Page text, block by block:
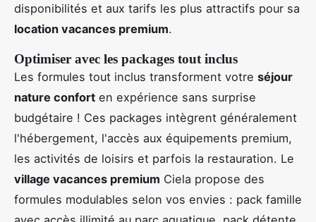
disponibilités et aux tarifs les plus attractifs pour sa
location vacances premium.
Optimiser avec les packages tout inclus
Les formules tout inclus transforment votre séjour
nature confort en expérience sans surprise
budgétaire ! Ces packages intègrent généralement
l'hébergement, l'accès aux équipements premium,
les activités de loisirs et parfois la restauration. Le
village vacances premium Ciela propose des
formules modulables selon vos envies : pack famille